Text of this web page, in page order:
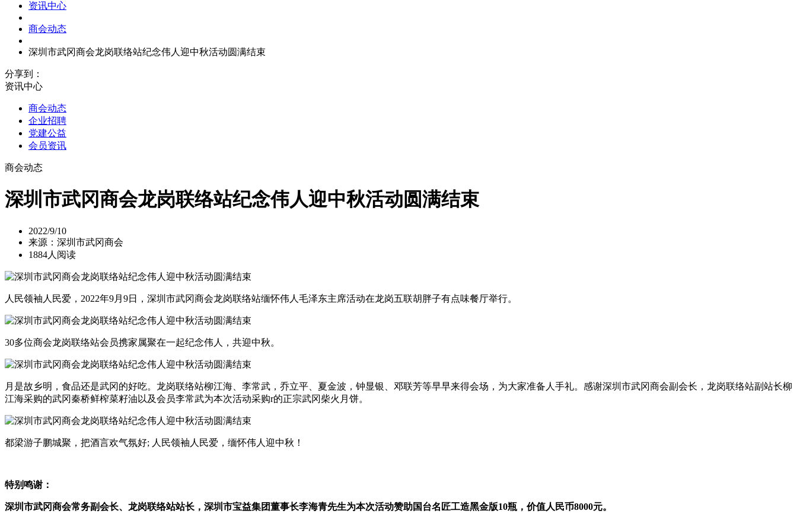
资讯中心
商会动态
深圳市武冈商会龙岗联络站纪念伟人迎中秋活动圆满结束
分享到：
资讯中心
商会动态
企业招聘
党建公益
会员资讯
商会动态
深圳市武冈商会龙岗联络站纪念伟人迎中秋活动圆满结束
2022/9/10
来源：深圳市武冈商会
1884人阅读
人民领袖人民爱，2022年9月9日，深圳市武冈商会龙岗联络站缅怀伟人毛泽东主席活动在龙岗五联胡胖子有点味餐厅举行。
30多位商会龙岗联络站会员携家属聚在一起纪念伟人，共迎中秋。
月是故乡明，食品还是武冈的好吃。龙岗联络站柳江海、李常武，乔立平、夏金波，钟显银、邓联芳等早早来得会场，为大家准备人手礼。感谢深圳市武冈商会副会长，龙岗联络站副站长柳
江海采购的武冈秦桥鲜榨菜籽油以及会员李常武为本次活动采购r的正宗武冈柴火月饼。
都梁游子鹏城聚，把酒言欢气氛好; 人民领袖人民爱，缅怀伟人迎中秋！
特别鸣谢：
深圳市武冈商会常务副会长、龙岗联络站站长，深圳市宝益集团董事长李海青先生为本次活动赞助国台名匠工造黑金版10瓶，价值人民币8000元。